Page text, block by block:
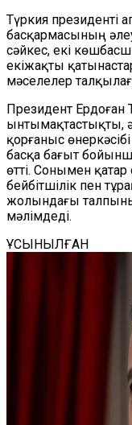
Түркия
басқармасының
сәйкес, екі
екіжақты
мәселелер
Президент
ынтымақтастықты,
қорғаныс
басқа бағыт
өтті. Сонымен қатар
бейбітшілік пен
жолындағы
мәлімдеді.
ҰСЫНЫЛҒАН